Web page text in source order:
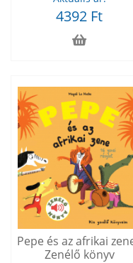
4392 Ft
Pepe és az afrikai
Zenélő könyv